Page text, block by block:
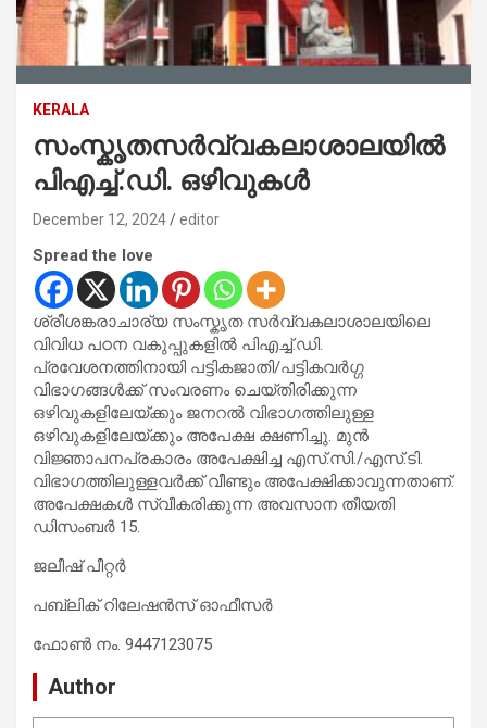
KERALA
സംസ്കൃതസർവ്വകലാശാലയിൽ
പിഎച്ച്.ഡി. ഒഴിവുകൾ
December 12, 2024 editor
Spread the love
ശ്രീശങ്കരാചാര്യ സംസ്കൃത സർവ്വകലാശാലയിലെ
വിവിധ പഠന വകുപ്പുകളിൽ പിഎച്ച്.ഡി.
പ്രവേശനത്തിനായി പട്ടികജാതി/പട്ടികവർഗ്ഗ
വിഭാഗങ്ങൾക്ക് സംവരണം ചെയ്തിരിക്കുന്ന
ഒഴിവുകളിലേയ്ക്കും ജനറൽ വിഭാഗത്തിലുള്ള
ഒഴിവുകളിലേയ്ക്കും അപേക്ഷ ക്ഷണിച്ചു. മുൻ
വിജ്ഞാപനപ്രകാരം അപേക്ഷിച്ച എസ്.സി./എസ്.ടി.
വിഭാഗത്തിലുള്ളവർക്ക് വീണ്ടും അപേക്ഷിക്കാവുന്നതാണ്.
അപേക്ഷകൾ സ്വീകരിക്കുന്ന അവസാന തീയതി
ഡിസംബർ 15.
ജലീഷ് പീറ്റര്‍
പബ്ലിക് റിലേഷന്‍സ് ഓഫീസർ
ഫോണ്‍ നം. 9447123075
Author